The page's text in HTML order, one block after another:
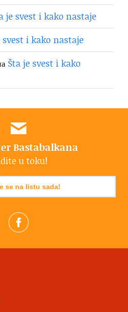
je svest i kako nastaje
svest i kako nastaje
Šta je svest i kako
Bastabalkana
u toku!
se na listu sada!